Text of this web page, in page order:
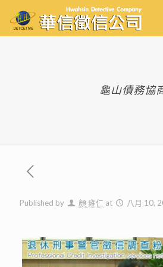
龜山債務協
Published by 顏 雍仁 at 八月 10,